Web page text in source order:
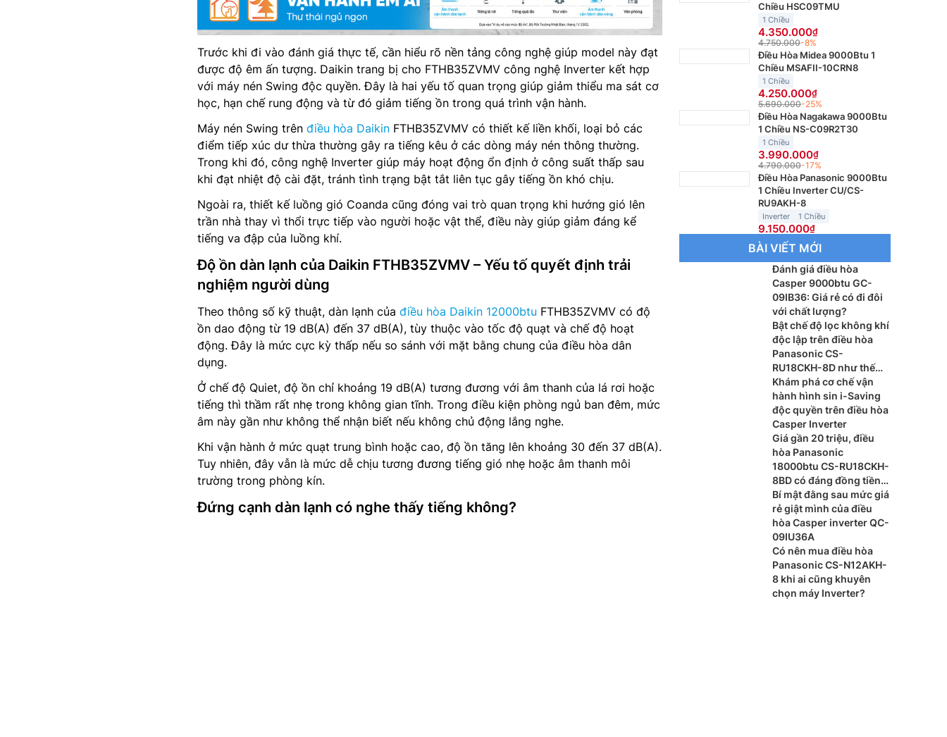
Trước khi đi vào đánh giá thực tế, cần hiểu rõ nền tảng công nghệ giúp model này đạt
được độ êm ấn tượng. Daikin trang bị cho FTHB35ZVMV công nghệ Inverter kết hợp
với máy nén Swing độc quyền. Đây là hai yếu tố quan trọng giúp giảm thiểu ma sát cơ
học, hạn chế rung động và từ đó giảm tiếng ồn trong quá trình vận hành.
Máy nén Swing trên điều hòa Daikin FTHB35ZVMV có thiết kế liền khối, loại bỏ các
điểm tiếp xúc dư thừa thường gây ra tiếng kêu ở các dòng máy nén thông thường.
Trong khi đó, công nghệ Inverter giúp máy hoạt động ổn định ở công suất thấp sau
khi đạt nhiệt độ cài đặt, tránh tình trạng bật tắt liên tục gây tiếng ồn khó chịu.
Ngoài ra, thiết kế luồng gió Coanda cũng đóng vai trò quan trọng khi hướng gió lên
trần nhà thay vì thổi trực tiếp vào người hoặc vật thể, điều này giúp giảm đáng kể
tiếng va đập của luồng khí.
Độ ồn dàn lạnh của Daikin FTHB35ZVMV – Yếu tố quyết định trải
nghiệm người dùng
Theo thông số kỹ thuật, dàn lạnh của điều hòa Daikin 12000btu FTHB35ZVMV có độ
ồn dao động từ 19 dB(A) đến 37 dB(A), tùy thuộc vào tốc độ quạt và chế độ hoạt
động. Đây là mức cực kỳ thấp nếu so sánh với mặt bằng chung của điều hòa dân
dụng.
Ở chế độ Quiet, độ ồn chỉ khoảng 19 dB(A) tương đương với âm thanh của lá rơi hoặc
tiếng thì thầm rất nhẹ trong không gian tĩnh. Trong điều kiện phòng ngủ ban đêm, mức
âm này gần như không thể nhận biết nếu không chủ động lắng nghe.
Khi vận hành ở mức quạt trung bình hoặc cao, độ ồn tăng lên khoảng 30 đến 37 dB(A).
Tuy nhiên, đây vẫn là mức dễ chịu tương đương tiếng gió nhẹ hoặc âm thanh môi
trường trong phòng kín.
Đứng cạnh dàn lạnh có nghe thấy tiếng không?
Chiều HSC09TMU
1 Chiều
4.350.000
4.750.000-8%
Điều Hòa Midea 9000Btu 1
Chiều MSAFII-10CRN8
1 Chiều
4.250.000
5.690.000-25%
Điều Hòa Nagakawa 9000Btu
1 Chiều NS-C09R2T30
1 Chiều
3.990.000
4.790.000-17%
Điều Hòa Panasonic 9000Btu
1 Chiều Inverter CU/CS-
RU9AKH-8
Inverter 1 Chiều
9.150.000
BÀI VIẾT MỚI
Đánh giá điều hòa
Casper 9000btu GC-
09IB36: Giá rẻ có đi đôi
với chất lượng?
Bật chế độ lọc không khí
độc lập trên điều hòa
Panasonic CS-
RU18CKH-8D như thế
nào?
Khám phá cơ chế vận
hành hình sin i-Saving
độc quyền trên điều hòa
Casper Inverter
Giá gần 20 triệu, điều
hòa Panasonic
18000btu CS-RU18CKH-
8BD có đáng đồng tiền
bát gạo?
Bí mật đằng sau mức giá
rẻ giật mình của điều
hòa Casper inverter QC-
09IU36A
Có nên mua điều hòa
Panasonic CS-N12AKH-
8 khi ai cũng khuyên
chọn máy Inverter?